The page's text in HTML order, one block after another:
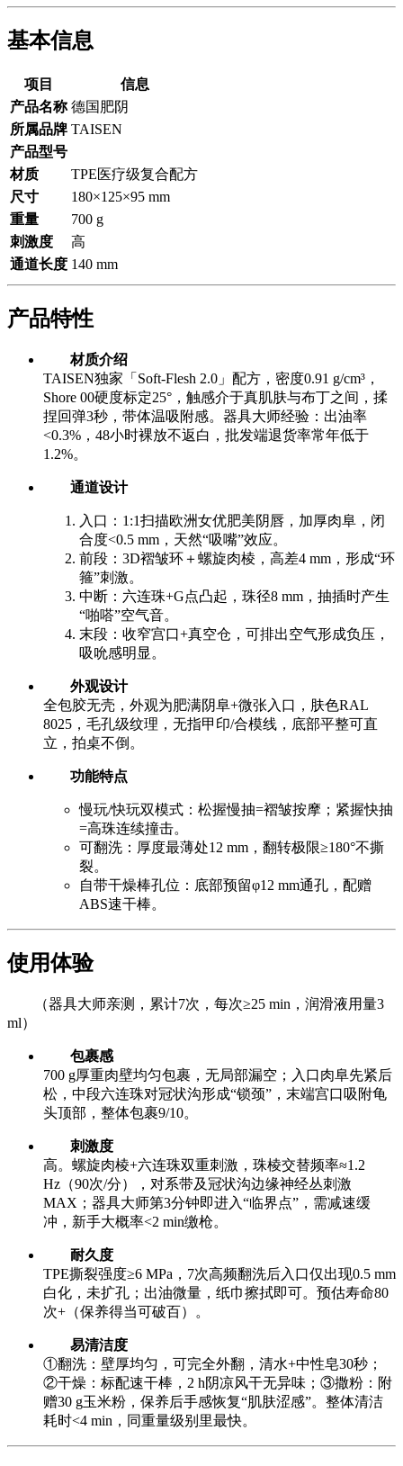
基本信息
项目
信息
产品名称 德国肥阴
所属品牌 TAISEN
产品型号
材质
TPE医疗级复合配方
尺寸
180×125×95 mm
重量
700 g
刺激度
高
通道长度 140 mm
产品特性
材质介绍
TAISEN独家「Soft-Flesh 2.0」配方，密度0.91 g/cm³，
Shore 00硬度标定25°，触感介于真肌肤与布丁之间，揉
捏回弹3秒，带体温吸附感。器具大师经验：出油率
<0.3%，48小时裸放不返白，批发端退货率常年低于
1.2%。
通道设计
入口：1:1扫描欧洲女优肥美阴唇，加厚肉阜，闭
合度<0.5 mm，天然“吸嘴”效应。
前段：3D褶皱环＋螺旋肉棱，高差4 mm，形成“环
箍”刺激。
中断：六连珠+G点凸起，珠径8 mm，抽插时产生
“啪嗒”空气音。
末段：收窄宫口+真空仓，可排出空气形成负压，
吸吮感明显。
外观设计
全包胶无壳，外观为肥满阴阜+微张入口，肤色RAL
8025，毛孔级纹理，无指甲印/合模线，底部平整可直
立，拍桌不倒。
功能特点
慢玩/快玩双模式：松握慢抽=褶皱按摩；紧握快抽
=高珠连续撞击。
可翻洗：厚度最薄处12 mm，翻转极限≥180°不撕
裂。
自带干燥棒孔位：底部预留φ12 mm通孔，配赠
ABS速干棒。
使用体验
（器具大师亲测，累计7次，每次≥25 min，润滑液用量3
ml）
包裹感
700 g厚重肉壁均匀包裹，无局部漏空；入口肉阜先紧后
松，中段六连珠对冠状沟形成“锁颈”，末端宫口吸附龟
头顶部，整体包裹9/10。
刺激度
高。螺旋肉棱+六连珠双重刺激，珠棱交替频率≈1.2
Hz（90次/分），对系带及冠状沟边缘神经丛刺激
MAX；器具大师第3分钟即进入“临界点”，需减速缓
冲，新手大概率<2 min缴枪。
耐久度
TPE撕裂强度≥6 MPa，7次高频翻洗后入口仅出现0.5 mm
白化，未扩孔；出油微量，纸巾擦拭即可。预估寿命80
次+（保养得当可破百）。
易清洁度
①翻洗：壁厚均匀，可完全外翻，清水+中性皂30秒；
②干燥：标配速干棒，2 h阴凉风干无异味；③撒粉：附
赠30 g玉米粉，保养后手感恢复“肌肤涩感”。整体清洁
耗时<4 min，同重量级别里最快。